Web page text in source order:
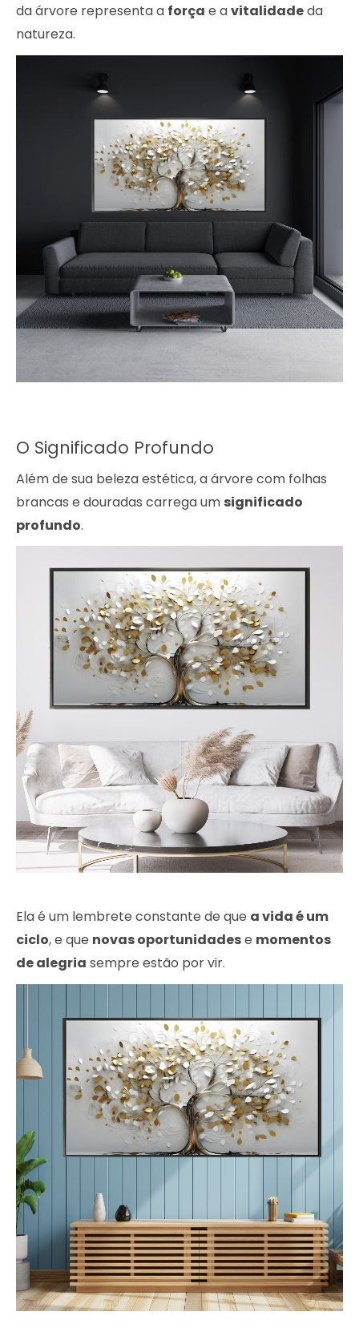
da árvore representa a força e avitalidadeda
natureza.
O Significado Profundo
Além de sua beleza estética, a árvore com folhas
brancas e douradas carrega um significado
profundo.
Ela é um lembrete constante de que a vida é um
ciclo, e que novas oportunidadese momentos
de alegria sempre estão por vir.